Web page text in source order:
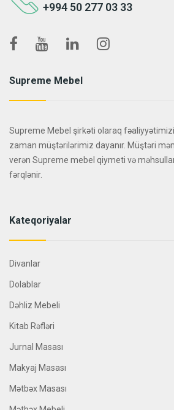
+994 50 277 03 33
Supreme Mebel
Supreme Mebel şirkəti olaraq
zaman müştərilərimiz dayanır. Müştəri
verən Supreme mebel qiymeti və
fərqlənir.
Kateqoriyalar
Divanlar
Dolablar
Dəhliz Mebeli
Kitab Rəfləri
Jurnal Masası
Makyaj Masası
Mətbəx Masası